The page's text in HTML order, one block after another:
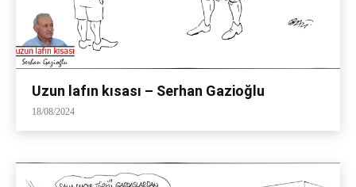
Uzun lafın kısası – Serhan Gazioğlu
18/08/2024